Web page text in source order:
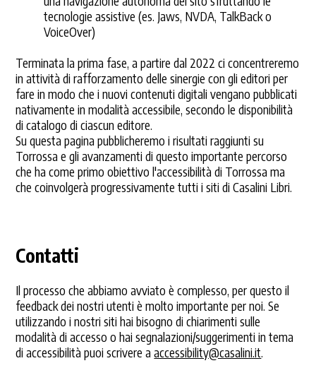
tecnologie assistive (es. Jaws, NVDA, TalkBack o
VoiceOver)
Terminata la prima fase, a partire dal 2022 ci concentreremo
in attività di rafforzamento delle sinergie con gli editori per
fare in modo che i nuovi contenuti digitali vengano pubblicati
nativamente in modalità accessibile, secondo le disponibilità
di catalogo di ciascun editore.
Su questa pagina pubblicheremo i risultati raggiunti su
Torrossa e gli avanzamenti di questo importante percorso
che ha come primo obiettivo l'accessibilità di Torrossa ma
che coinvolgerà progressivamente tutti i siti di Casalini Libri.
Contatti
Il processo che abbiamo avviato è complesso, per questo il
feedback dei nostri utenti è molto importante per noi. Se
utilizzando i nostri siti hai bisogno di chiarimenti sulle
modalità di accesso o hai segnalazioni/suggerimenti in tema
di accessibilità puoi scrivere aaccessibility@casalini.it.